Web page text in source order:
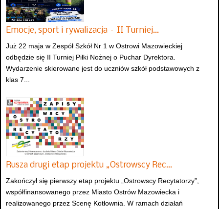
Emocje, sport i rywalizacja – II Turniej…
Już 22 maja w Zespół Szkół Nr 1 w Ostrowi Mazowieckiej
odbędzie się II Turniej Piłki Nożnej o Puchar Dyrektora.
Wydarzenie skierowane jest do uczniów szkół podstawowych z
klas 7...
Rusza drugi etap projektu „Ostrowscy Rec…
Zakończył się pierwszy etap projektu „Ostrowscy Recytatorzy”,
współfinansowanego przez Miasto Ostrów Mazowiecka i
realizowanego przez Scenę Kotłownia. W ramach działań